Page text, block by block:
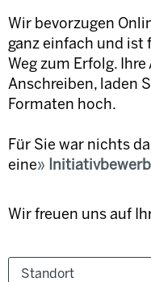
Wir bevorzugen
ganz einfach und ist
Weg zum Erfolg.
Anschreiben, laden
Formaten hoch.
Für Sie war nichts
eine
Wir freuen uns auf
Standort